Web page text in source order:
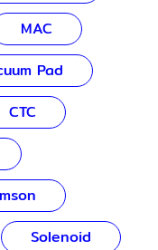
MAC
Pad
CTC
Solenoid